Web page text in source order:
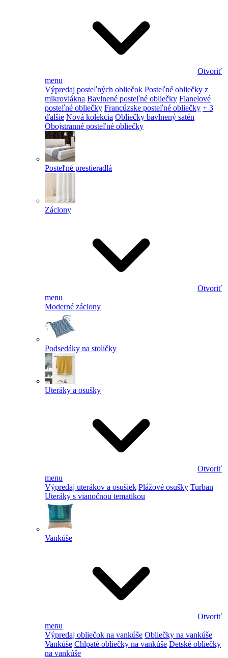
Otvoriť
menu
Výpredaj posteľných obliečok Posteľné obliečky z
mikrovlákna Bavlnené posteľné obliečky Flanelové
posteľné obliečky Francúzske posteľné obliečky + 3
ďalšie Nová kolekcia Obliečky bavlnený satén
Obojstranné posteľné obliečky
Posteľné prestieradlá
Záclony
Otvoriť
menu
Moderné záclony
Podsedáky na stoličky
Uteráky a osušky
Otvoriť
menu
Výpredaj uterákov a osušiek Plážové osušky Turban
Uteráky s vianočnou tematikou
Vankúše
Otvoriť
menu
Výpredaj obliečok na vankúše Obliečky na vankúše
Vankúše Chlpaté obliečky na vankúše Detské obliečky
na vankúše